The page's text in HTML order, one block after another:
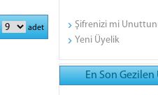
adet
Şifrenizi mi
Yeni Üyelik
En Son